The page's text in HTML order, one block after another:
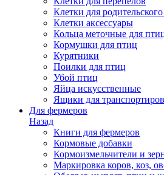
Клетки для родительского
Клетки аксессуары
Кольца меточные для
Кормушки для птиц
Курятники
Поилки для птиц
Убой птиц
Яйца искусственные
Ящики для
Для фермеров
Назад
Книги для фермеров
Кормовые добавки
Кормоизмельчители и
Маркировка коров, коз,